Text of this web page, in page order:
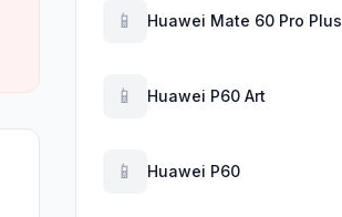
📱 Huawei Mate 60 Pro Plus
📱 Huawei P60 Art
📱 Huawei P60